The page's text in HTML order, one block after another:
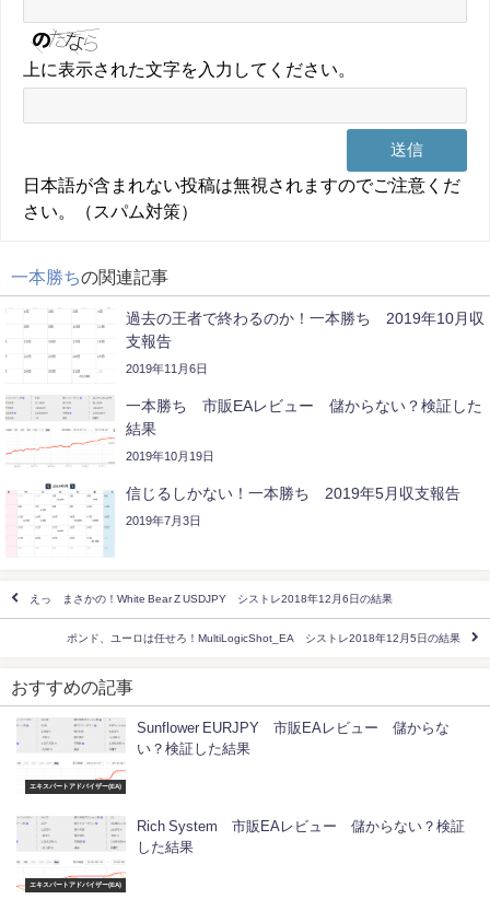
上に表示された文字を入力してください。
日本語が含まれない投稿は無視されますのでご注意くだ
さい。（スパム対策）
一本勝ちの関連記事
過去の王者で終わるのか！一本勝ち 2019年10月収
支報告
2019年11月6日
一本勝ち 市販EAレビュー 儲からない？検証した
結果
2019年10月19日
信じるしかない！一本勝ち 2019年5月収支報告
2019年7月3日
えっ まさかの！White Bear Z USDJPY シストレ2018年12月6日の結果
ポンド、ユーロは任せろ！MultiLogicShot_EA シストレ2018年12月5日の結果
おすすめの記事
エキスパートアドバイザー(EA)
Sunflower EURJPY 市販EAレビュー 儲からな
い？検証した結果
エキスパートアドバイザー(EA)
Rich System 市販EAレビュー 儲からない？検証
した結果